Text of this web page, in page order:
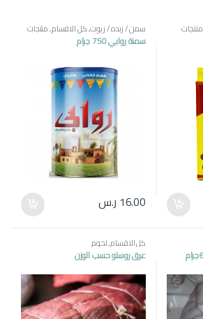
منتجات سمن / زبده / زيوت,كل الاقسام,منتجات
مصرية
سمنة روابي 750 جرام
16.00 ر.س
كل الاقسام,لحوم
عرق روستو حسب الوزن